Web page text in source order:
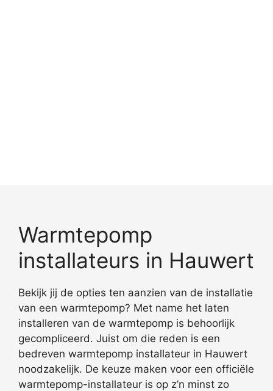
Warmtepomp
installateurs in Hauwert
Bekijk jij de opties ten aanzien van de installatie
van een warmtepomp? Met name het laten
installeren van de warmtepomp is behoorlijk
gecompliceerd. Juist om die reden is een
bedreven warmtepomp installateur in Hauwert
noodzakelijk. De keuze maken voor een officiële
warmtepomp-installateur is op z’n minst zo